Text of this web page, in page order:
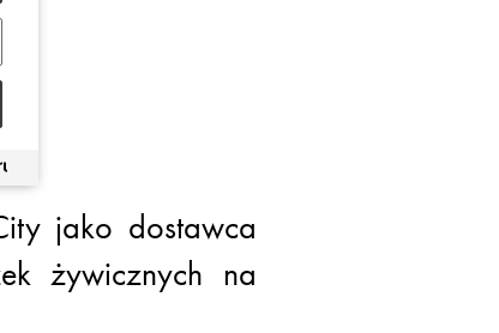
jako dostawca
żywicznych na